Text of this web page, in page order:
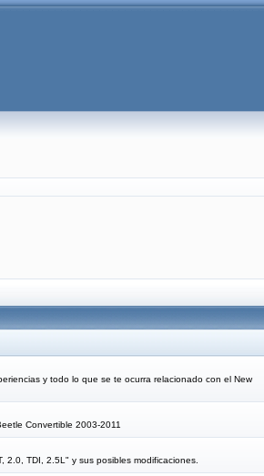
y todo lo que se te ocurra relacionado con el New
Convertible 2003-2011
TDI, 2.5L" y sus posibles modificaciones.